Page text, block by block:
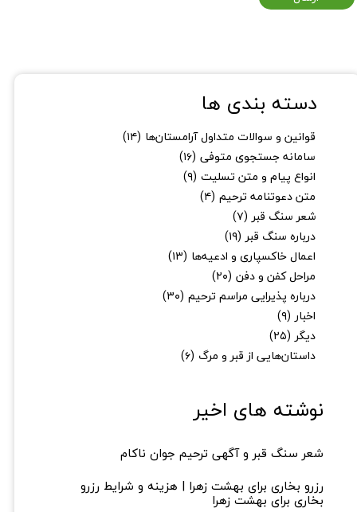
نوشته های اخیر
شعر سنگ قبر و آگهی ترحیم جوان ناکام
رزرو بخاری برای بهشت زهرا | هزینه و شرایط رزرو
بخاری برای بهشت زهرا
دسته بندی ها
قوانین و سوالات متداول آرامستان‌ها (۱۴)
سامانه جستجوی متوفی (۱۶)
انواع پیام و متن تسلیت (۹)
متن دعوتنامه ترحیم (۴)
شعر سنگ قبر (۷)
درباره سنگ قبر (۱۹)
اعمال خاکسپاری و ادعیه‌ها (۱۳)
مراحل کفن و دفن (۲۰)
درباره پذیرایی مراسم ترحیم (۳۰)
اخبار (۹)
دیگر (۲۵)
داستان‌هایی از قبر و مرگ (۶)